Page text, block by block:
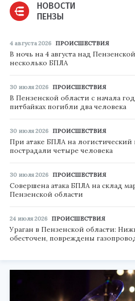
НОВОСТИ
ПЕНЗЫ
4 августа 2026 ПРОИСШЕСТВИЯ
В ночь на 4 августа над
несколько БПЛА
30 июля 2026 ПРОИСШЕСТВИЯ
В Пензенской области с начала
питбайках погибли два человека
30 июля 2026 ПРОИСШЕСТВИЯ
При атаке БПЛА на
пострадали четыре человека
30 июля 2026 ПРОИСШЕСТВИЯ
Совершена атака БПЛА на склад
Пензенской области
24 июля 2026 ПРОИСШЕСТВИЯ
Ураган в Пензенской области:
обесточен, повреждены